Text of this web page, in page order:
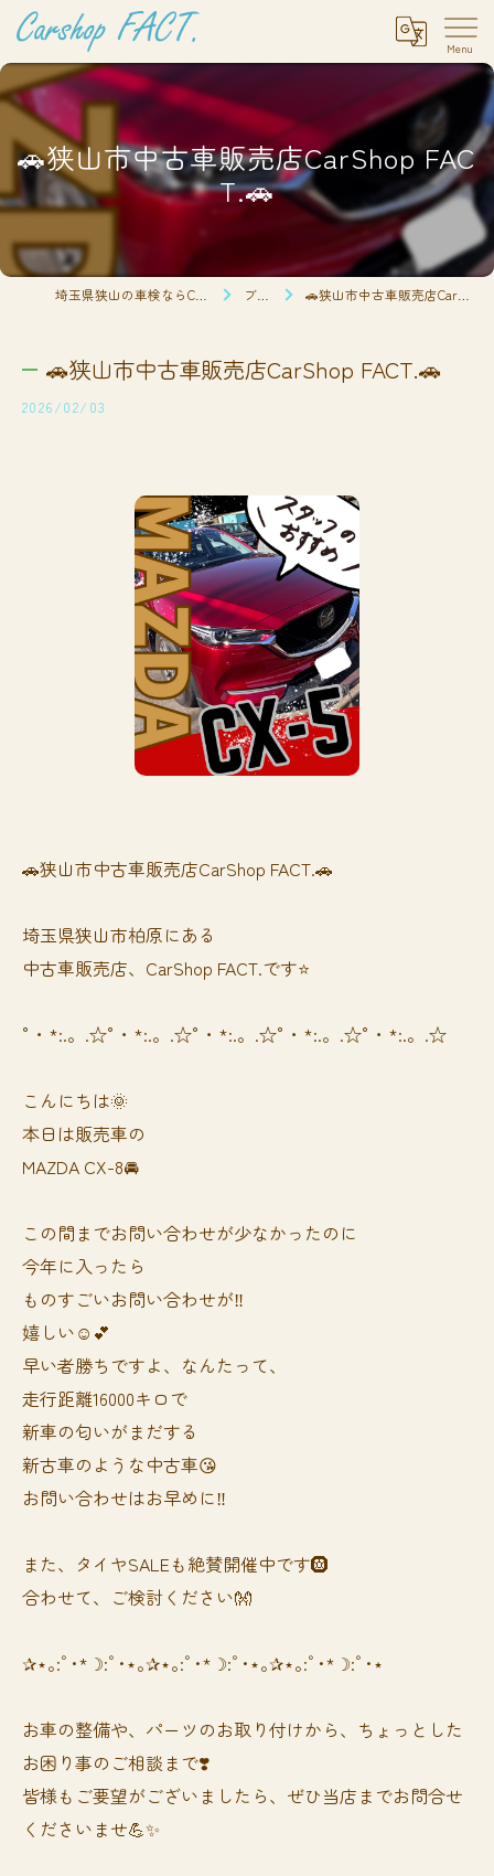
🚗狭山市中古車販売店CarShop FAC
T.🚗
ブログ 🚗狭山市中古車販売店CarShop FACT.🚗
🚗狭山市中古車販売店CarShop FACT.🚗
2026/02/03
🚗狭山市中古車販売店CarShop FACT.🚗
埼玉県狭山市柏原にある
中古車販売店、CarShop FACT.です⭐️
°・*:.。.☆°・*:.。.☆°・*:.。.☆°・*:.。.☆°・*:.。.☆
こんにちは🌞
本日は販売車の
MAZDA CX-8🚘
この間までお問い合わせが少なかったのに
今年に入ったら
ものすごいお問い合わせが‼️
嬉しい☺️💕
早い者勝ちですよ、なんたって、
走行距離16000キロで
新車の匂いがまだする
新古車のような中古車😘
お問い合わせはお早めに‼️
また、タイヤSALEも絶賛開催中です🛞
合わせて、ご検討ください👐
✰⋆｡:ﾟ･*☽:ﾟ･⋆｡✰⋆｡:ﾟ･*☽:ﾟ･⋆｡✰⋆｡:ﾟ･*☽:ﾟ･⋆
お車の整備や、パーツのお取り付けから、ちょっとした
お困り事のご相談まで❣️
皆様もご要望がございましたら、ぜひ当店までお問合せ
くださいませ💪✨